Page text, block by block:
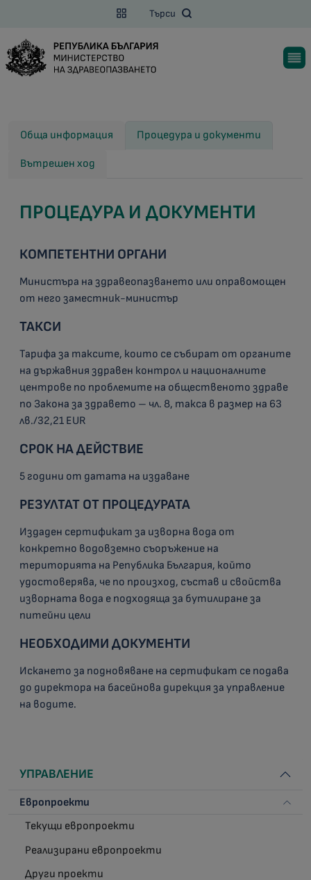
Търси
Обща информация Процедура и документи
Вътрешен ход
ПРОЦЕДУРА И ДОКУМЕНТИ
КОМПЕТЕНТНИ ОРГАНИ
Министъра на здравеопазването или оправомощен
от него заместник-министър
ТАКСИ
Тарифа за таксите, които се събират от органите
на държавния здравен контрол и националните
центрове по проблемите на общественото здраве
по Закона за здравето – чл. 8, такса в размер на 63
лв./32,21 EUR
СРОК НА ДЕЙСТВИЕ
5 години от датата на издаване
РЕЗУЛТАТ ОТ ПРОЦЕДУРАТА
Издаден сертификат за изворна вода от
конкретно водовземно съоръжение на
територията на Република България, който
удостоверява, че по произход, състав и свойства
изворната вода е подходяща за бутилиране за
питейни цели
НЕОБХОДИМИ ДОКУМЕНТИ
Искането за подновяване на сертификат се подава
до директора на басейнова дирекция за управление
на водите.
УПРАВЛЕНИЕ
Европроекти
Текущи европроекти
Реализирани европроекти
Други проекти